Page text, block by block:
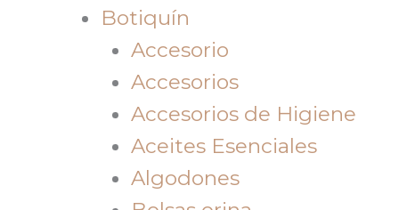
Botiquín
Accesorio
Accesorios
Accesorios de Higiene
Aceites Esenciales
Algodones